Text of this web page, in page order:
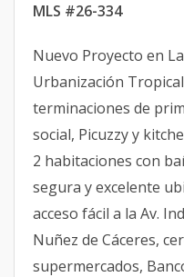
MLS #26-334
Nuevo Proyecto en
Urbanización
terminaciones de
social, Picuzzy y
2 habitaciones con
segura y excelente
acceso fácil a la Av.
Nuñez de Cáceres,
supermercados,